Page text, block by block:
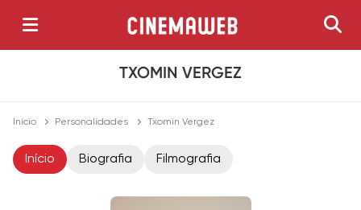
TXOMIN VERGEZ
Início Personalidades Txomin Vergez
Início Biografia Filmografia